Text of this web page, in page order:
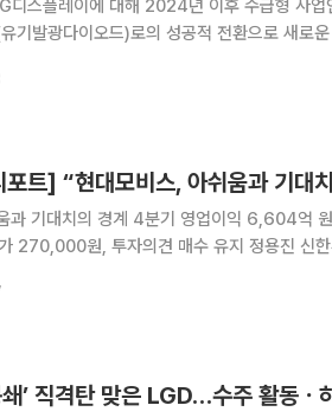
디스플레이에 대해 2024년 이후 수급형 사
기발광다이오드)로의 성공적 전환으로 새로
원은 “2023년 매출액은 23조3000억
트] “현대모비스, 아쉬움과 기대
관건은 역시
’ 직격탄 맞은 LGD…수주 활동ㆍ